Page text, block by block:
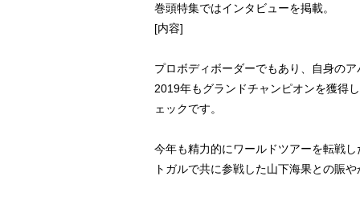
巻頭特集ではインタビューを掲載。
[内容]
プロボディボーダーでもあり、自身の
2019年もグランドチャンピオンを獲得
ェックです。
今年も精力的にワールドツアーを転戦
トガルで共に参戦した山下海果との賑